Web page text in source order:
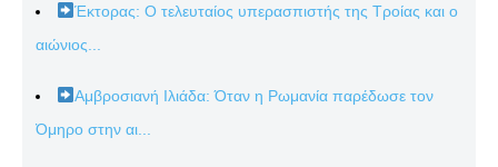
Έκτορας: Ο τελευταίος υπερασπιστής της Τροίας και ο
αιώνιος...
Αμβροσιανή Ιλιάδα: Όταν η Ρωμανία παρέδωσε τον
Όμηρο στην αι...